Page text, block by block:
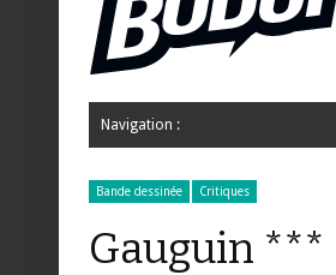
Navigation :
Bande dessinée Critiques
Gauguin ***